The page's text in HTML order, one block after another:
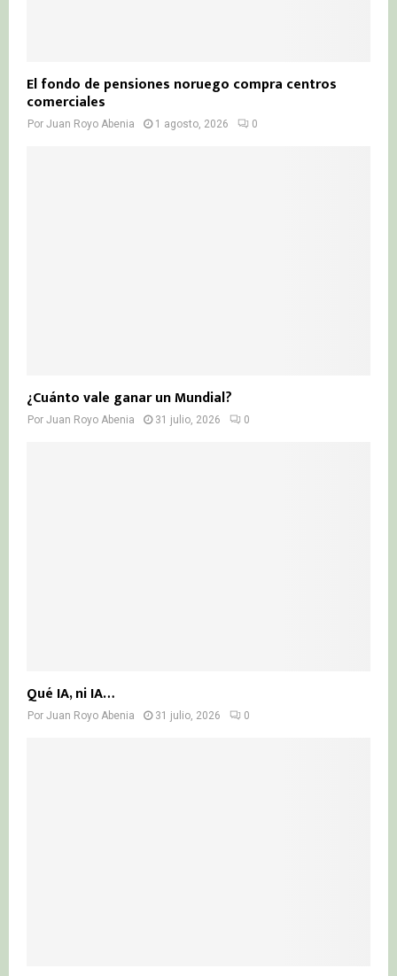
El fondo de pensiones noruego compra centros
comerciales
Por Juan Royo Abenia 1 agosto, 2026 0
¿Cuánto vale ganar un Mundial?
Por Juan Royo Abenia 31 julio, 2026 0
Qué IA, ni IA…
Por Juan Royo Abenia 31 julio, 2026 0